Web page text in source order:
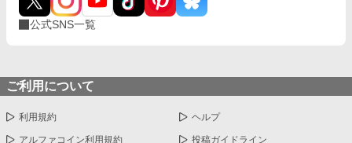
公式SNS一覧
ご利用について
利用規約 ヘルプ
アルファコイン利用規約 投稿ガイドライン